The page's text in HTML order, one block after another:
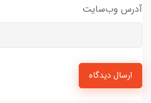
آدرس وب‌سایت
ارسال دیدگاه